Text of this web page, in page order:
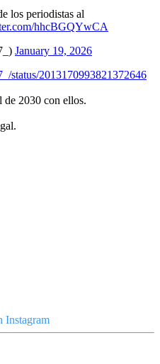
los periodistas al
hhcBGQYwCA
January 19, 2026
status/2013170993821372646
de 2030 con ellos.